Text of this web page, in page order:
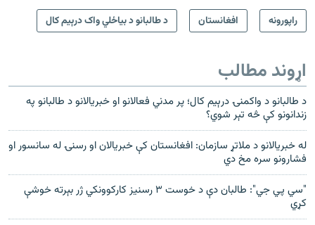
راپورونه
افغانستان د طالبانو د بیاځلي واک درېیم کال
اړوند مطالب
د طالبانو د واکمنۍ درېيم کال؛ پر مدني فعالانو او خبریالانو د طالبانو په
زندانونو کې څه تېر شوي؟
له خبريالانو د ملاتړ سازمان: افغانستان کې خبريالان او رسنۍ له سانسور او
فشارونو سره مخ دي
"سي پي جي": طالبان دې د خوست ۳ رسنیز کارکوونکي ژر بېرته خوشې
کړي